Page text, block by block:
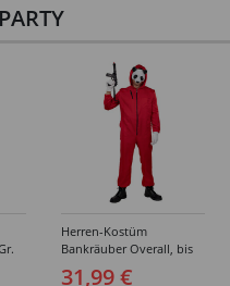
Herren-Kostüm
Bankräuber Overall, bis
190 cm
31,99 €